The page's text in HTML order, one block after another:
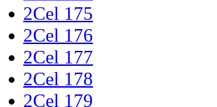
2Cel 175
2Cel 176
2Cel 177
2Cel 178
2Cel 179